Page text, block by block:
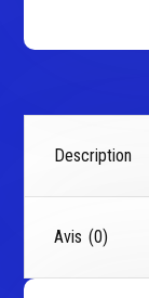
Description
Avis (0)